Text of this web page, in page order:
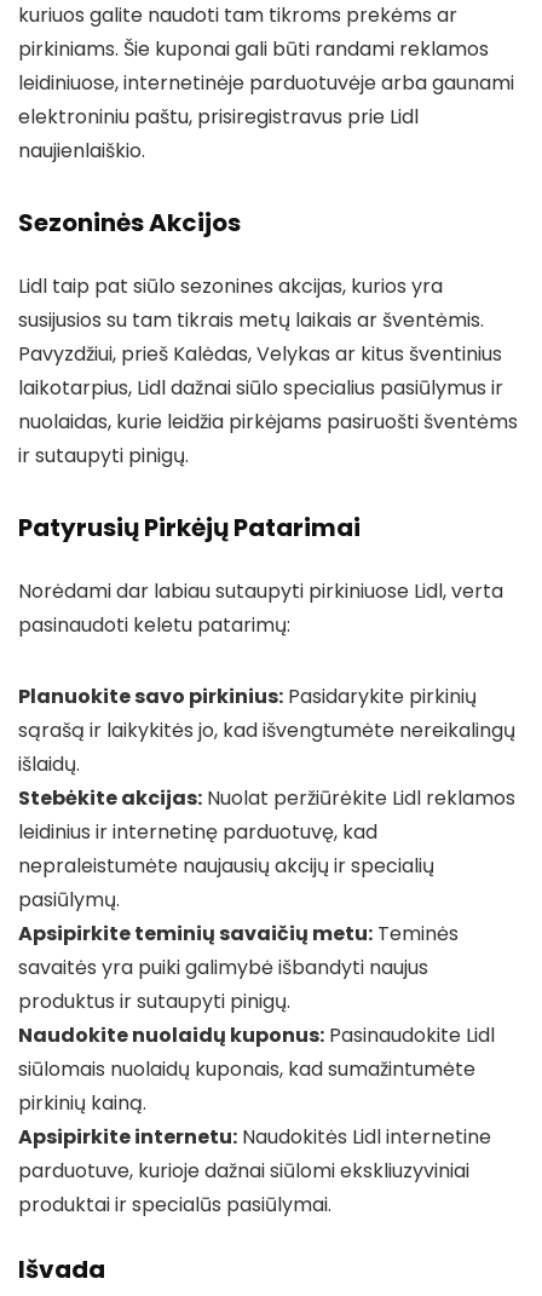
kuriuos galite naudoti tam tikroms prekėms ar
pirkiniams. Šie kuponai gali būti randami reklamos
leidiniuose, internetinėje parduotuvėje arba gaunami
elektroniniu paštu, prisiregistravus prie Lidl
naujienlaiškio.
Sezoninės Akcijos
Lidl taip pat siūlo sezonines akcijas, kurios yra
susijusios su tam tikrais metų laikais ar šventėmis.
Pavyzdžiui, prieš Kalėdas, Velykas ar kitus šventinius
laikotarpius, Lidl dažnai siūlo specialius pasiūlymus ir
nuolaidas, kurie leidžia pirkėjams pasiruošti šventėms
ir sutaupyti pinigų.
Patyrusių Pirkėjų Patarimai
Norėdami dar labiau sutaupyti pirkiniuose Lidl, verta
pasinaudoti keletu patarimų:
Planuokite savo pirkinius: Pasidarykite pirkinių
sąrašą ir laikykitės jo, kad išvengtumėte nereikalingų
išlaidų.
Stebėkite akcijas: Nuolat peržiūrėkite Lidl reklamos
leidinius ir internetinę parduotuvę, kad
nepraleistumėte naujausių akcijų ir specialių
pasiūlymų.
Apsipirkite teminių savaičių metu: Teminės
savaitės yra puiki galimybė išbandyti naujus
produktus ir sutaupyti pinigų.
Naudokite nuolaidų kuponus: Pasinaudokite Lidl
siūlomais nuolaidų kuponais, kad sumažintumėte
pirkinių kainą.
Apsipirkite internetu: Naudokitės Lidl internetine
parduotuve, kurioje dažnai siūlomi ekskliuzyviniai
produktai ir specialūs pasiūlymai.
Išvada